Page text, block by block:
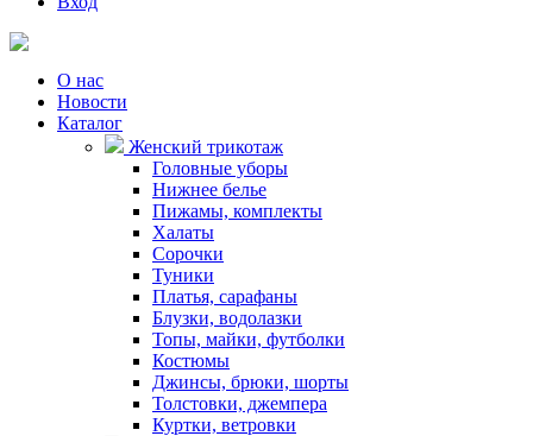
О нас
Новости
Каталог
Женский трикотаж
Головные уборы
Нижнее белье
Пижамы, комплекты
Халаты
Сорочки
Туники
Платья, сарафаны
Блузки, водолазки
Топы, майки, футболки
Костюмы
Джинсы, брюки, шорты
Толстовки, джемпера
Куртки, ветровки